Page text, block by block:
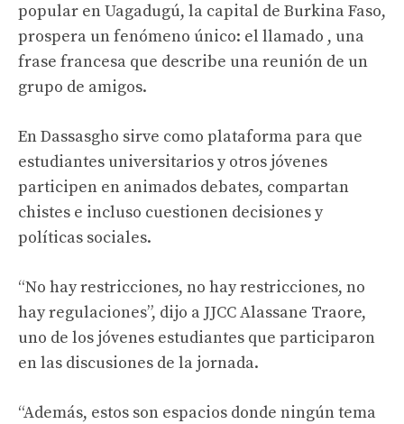
popular en Uagadugú, la capital de Burkina Faso,
prospera un fenómeno único: el llamado , una
frase francesa que describe una reunión de un
grupo de amigos.
En Dassasgho sirve como plataforma para que
estudiantes universitarios y otros jóvenes
participen en animados debates, compartan
chistes e incluso cuestionen decisiones y
políticas sociales.
“No hay restricciones, no hay restricciones, no
hay regulaciones”, dijo a JJCC Alassane Traore,
uno de los jóvenes estudiantes que participaron
en las discusiones de la jornada.
“Además, estos son espacios donde ningún tema